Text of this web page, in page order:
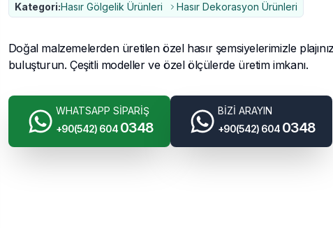
Kategori:Hasır Gölgelik Ürünleri Hasır Dekorasyon Ürünleri
Doğal malzemelerden üretilen özel hasır şemsiyelerimizle
buluşturun. Çeşitli modeller ve özel ölçülerde üretim imkanı.
WHATSAPP SİPARİŞ
+90(542) 604 0348
BİZİ ARAYIN
+90(542) 604 0348